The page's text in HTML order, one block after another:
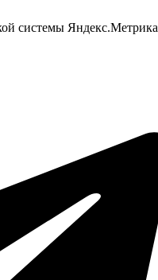
системы Яндекс.Метрика